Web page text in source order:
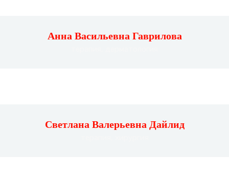
Анна Васильевна Гаврилова
Светлана Валерьевна Дайлид